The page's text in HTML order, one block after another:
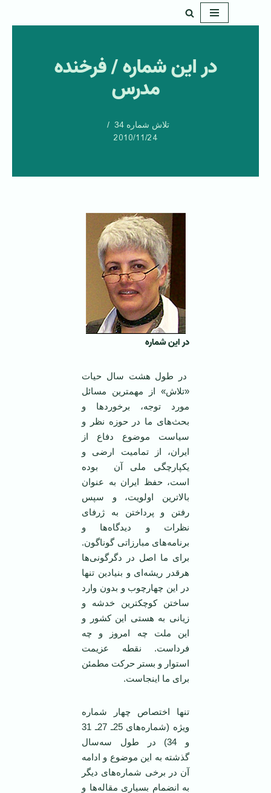
در اين شماره / فرخنده
مدرس
تلاش شماره 34
2010/11/24
در اين شماره
در طول هشت سال حيات
«تلاش» از مهمترين مسائل
مورد توجه، برخوردها و
بحث‌های ما در حوزه نظر و
سياست موضوع دفاع از
ايران، از تماميت ارضی و
يکپارچگی ملی آن بوده
است، حفظ ايران به عنوان
بالاترين اولويت، و سپس
رفتن و پرداختن به ژرفای
نظرات و ديدگاه‌ها و
برنامه‌های مبارزاتی گوناگون.
برای ما اصل در دگرگونی‌ها
هرقدر ريشه‌ای و بنيادين تنها
در اين چهارچوب و بدون وارد
ساختن کوچکترين خدشه و
زيانی به هستی اين کشور و
اين ملت چه امروز و چه
فرداست. نقطه عزيمت
استوار و بستر حرکت مطمئن
برای ما اينجاست.
تنها اختصاص چهار شماره
ويژه (شماره‌های 25ـ 27ـ 31
و 34) در طول سه‌سال
گذشته به اين موضوع و ادامه
آن در برخی شماره‌های ديگر
به انضمام بسياری مقاله‌ها و